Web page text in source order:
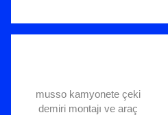
musso kamyonete çeki
demiri montajı ve araç